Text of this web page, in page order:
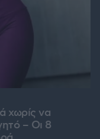
χωρίς να
– Οι 8